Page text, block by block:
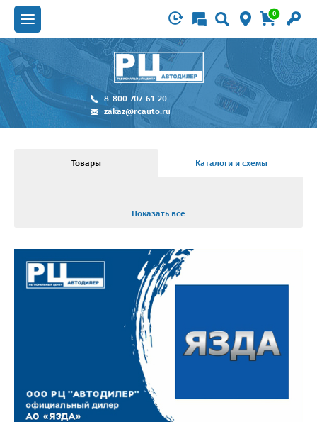
0
8-800-707-61-20
zakaz@rcauto.ru
Товары Каталоги и схемы
Показать все